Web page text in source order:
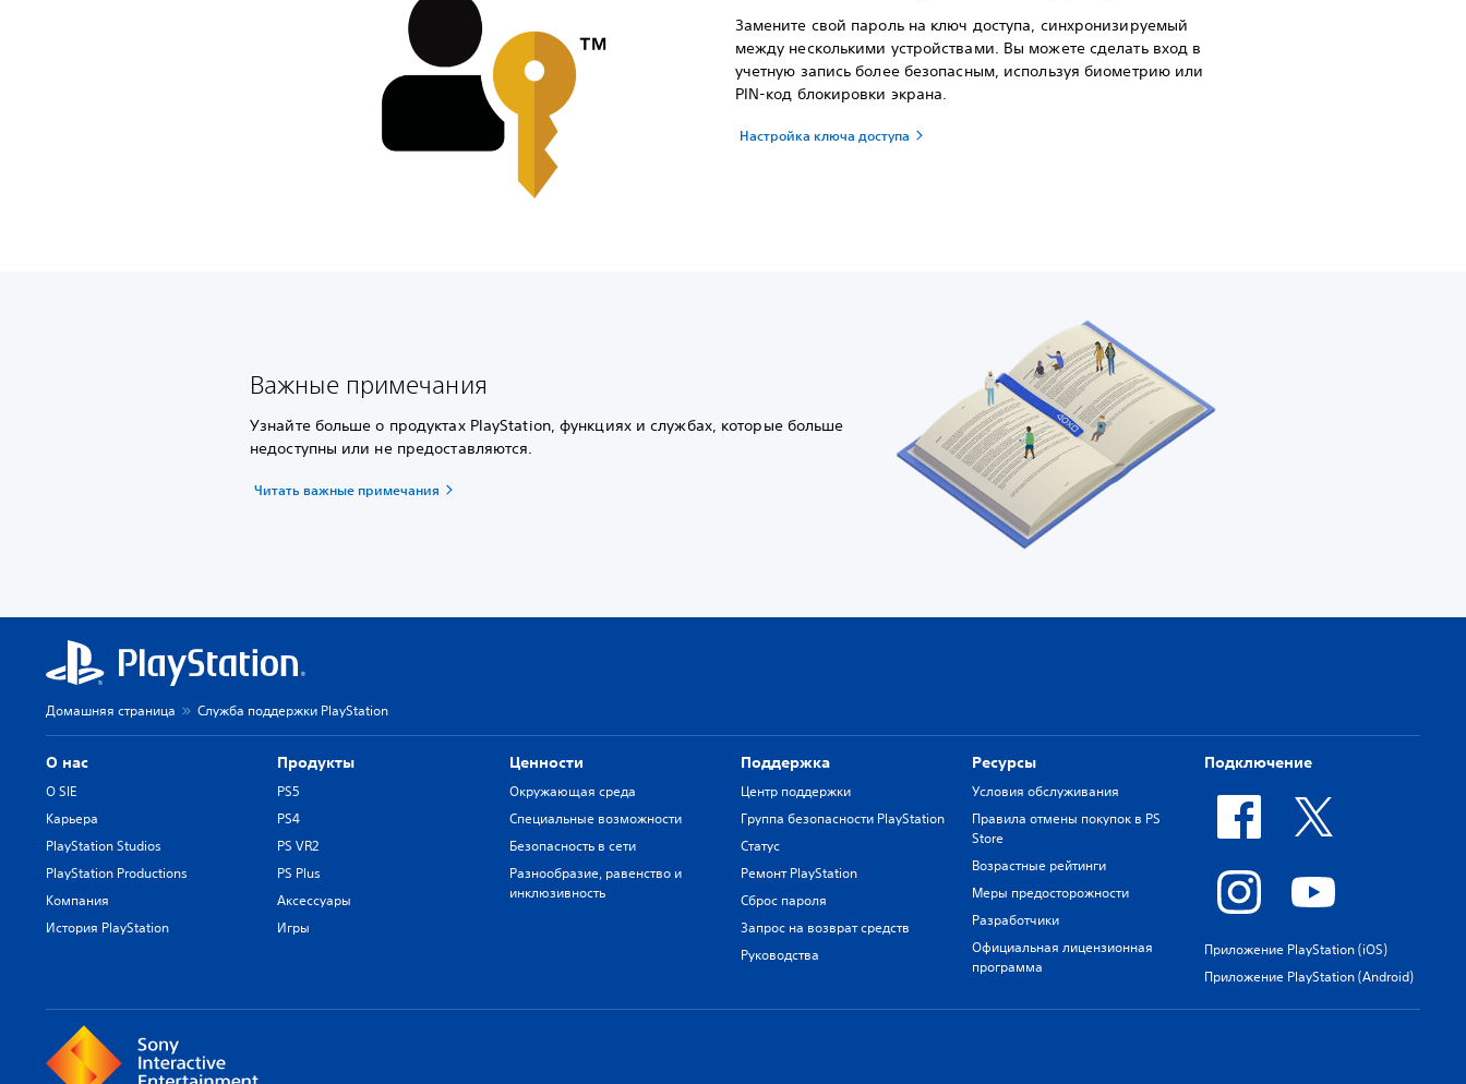
Замените свой пароль на ключ доступа, синхронизируемый
между несколькими устройствами. Вы можете сделать вход в
учетную запись более безопасным, используя биометрию или
PIN-код блокировки экрана.
Настройка ключа доступа
Важные примечания
Узнайте больше о продуктах PlayStation, функциях и службах, которые больше
недоступны или не предоставляются.
Читать важные примечания
Домашняя страница Служба поддержки PlayStation
О нас
О SIE
Карьера
PlayStation Studios
PlayStation Productions
Компания
История PlayStation
Продукты
PS5
PS4
PS VR2
PS Plus
Аксессуары
Игры
Ценности
Окружающая среда
Специальные возможности
Безопасность в сети
Разнообразие, равенство и
инклюзивность
Поддержка
Центр поддержки
Группа безопасности PlayStation
Статус
Ремонт PlayStation
Сброс пароля
Запрос на возврат средств
Руководства
Ресурсы
Условия обслуживания
Правила отмены покупок в PS
Store
Возрастные рейтинги
Меры предосторожности
Разработчики
Официальная лицензионная
программа
Подключение
Приложение PlayStation (iOS)
Приложение PlayStation (Android)